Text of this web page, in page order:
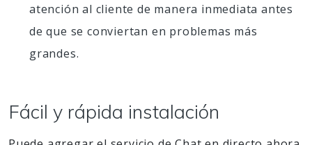
atención al cliente de manera inmediata antes
de que se conviertan en problemas más
grandes.
Fácil y rápida instalación